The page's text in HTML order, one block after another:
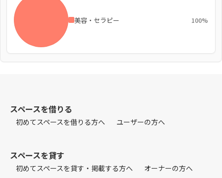
美容・セラピー 100%
スペースを借りる
初めてスペースを借りる方へ ユーザーの方へ
スペースを貸す
初めてスペースを貸す・掲載する方へ オーナーの方へ